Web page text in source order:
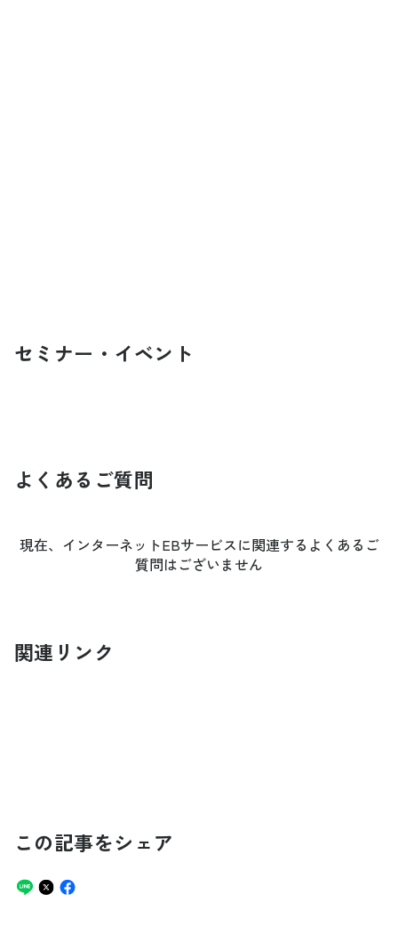
セミナー・イベント
よくあるご質問
現在、インターネットEBサービスに関連するよくあるご
質問はございません
関連リンク
この記事をシェア